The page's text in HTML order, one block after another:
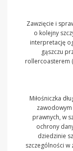
Zawzięcie i
o kolejny
interpretację
gąszczu
rollercoasterem
Miłośniczka
prawnych, w
ochrony
dziedzinie
szczególności w